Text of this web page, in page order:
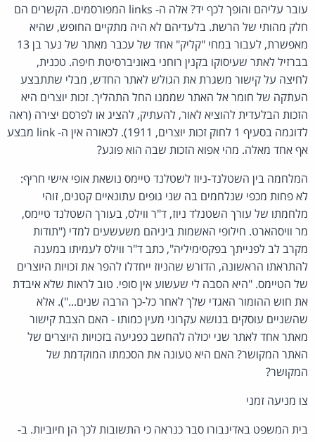
עובר עליהם והופך לכף יד? אלה ה- links המפורסמים. הקשרים הם
חלק מהותי של הרשת. בלעדיהם לא היה מתקיים החופש, שהיא
מאפשרת, לעבור במחי "קליק" אחד של עכבר מאתר של נער בן 13
בברזיל לאתר שעיסוקו בקנין רוחני באוניברסיטת חיפה. טכנית,
לחיצה על קישור משגרת את הגולש לאתר החדש, מבלי שתתבצע
העתקה של חומר אל האתר שממנו החל התהליך. זכות יוצרים היא
הזכות הבלעדית להוציא לאור, להעתיק, להציג או לפרסם יצירה (ראה
לדוגמה בסעיף 1 לחוק זכות יוצרים, 1911). לכאורה אין ה- link מבצע
אף אחד מאלה. מהי אפוא הזכות שבה הוא פוגע?
המלחמה בין השטלנד-ניוז לשטלנד טיימס נושאת אופי אישי חריף:
לא פחות מכפי שנלחמים בה שני גופים עתונאיים קטנים, זוהי
מלחמתו של עורך השטנלד ניוז, ד"ר ווילס, בעורך השטלנד טיימס,
מר וויסהארט. חילופי האשמות ביניהם משעשעים למדי ("תודות
מקרב לב לפנייתך בפקסימיליה", כתב ד"ר ווילס לעמיתו במענה
להתראתו הראשונה, הדורש שהניוז ייחדלו להפר את זכויות היוצרים
של הטיימס. "היא הסבה לי שעשוע אין סופי. טוב לראות שלא איבדת
את חוש ההומור האגדי שלך לאחר כל-כך הרבה שנים..."). אלא
שהשניים עוסקים בנושא עקרוני מעין כמותו - האם הצבת קישור
מאתר אחד לאתר שני יכולה להחשב כפגיעה בזכויות היוצרים של
האתר המקושר? האם היא טעונה את הסכמתו המוקדמת של
המקושר?
צו מניעה זמני
בית המשפט באדינבורו סבר כנראה כי התשובות לכך הן חיוביות. ב-